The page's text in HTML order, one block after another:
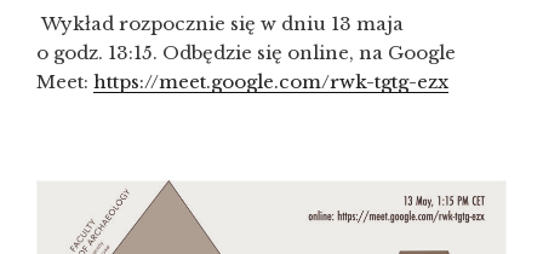
Wykład rozpocznie się w dniu 13 maja
o godz. 13:15. Odbędzie się online, na Google
Meet: https://meet.google.com/rwk-tgtg-ezx